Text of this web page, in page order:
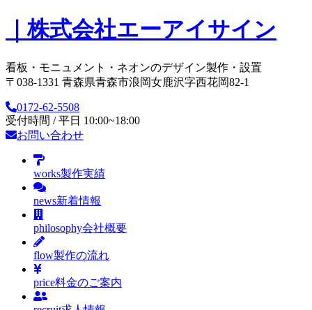
｜株式会社エーアイサイン
看板・モニュメント・ネオンのデザイン製作・設置
〒038-1331 青森県青森市浪岡女鹿沢字西花岡82-1
0172-62-5508
受付時間 / 平日 10:00~18:00
お問い合わせ
works製作実績
news新着情報
philosophy会社概要
flow製作の流れ
price料金のご案内